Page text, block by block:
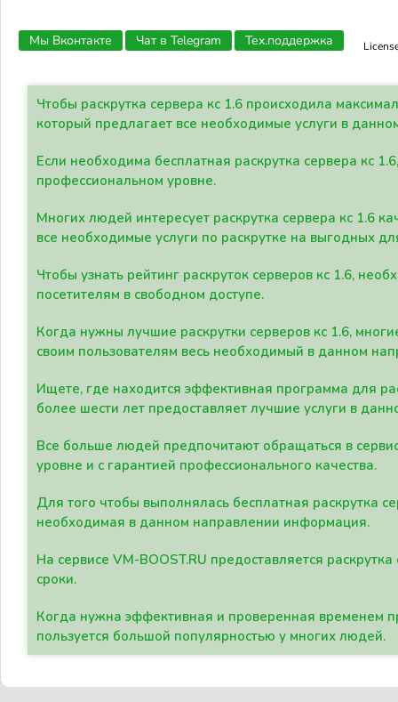
Мы Вконтакте Чат в Telegram Тех.поддержка
Чтобы раскрутка сервера кс 1.6 происходила
который предлагает все необходимые услуги в
Если необходима бесплатная раскрутка сервера кс
профессиональном уровне.
Многих людей интересует раскрутка сервера кс 1.6
все необходимые услуги по раскрутке на выгодных
Чтобы узнать рейтинг раскруток серверов кс 1.6,
посетителям в свободном доступе.
Когда нужны лучшие раскрутки серверов кс 1.6,
своим пользователям весь необходимый в данном
Ищете, где находится эффективная программа для
более шести лет предоставляет лучшие услуги в
Все больше людей предпочитают обращаться в
уровне и с гарантией профессионального качества.
Для того чтобы выполнялась бесплатная раскрутка
необходимая в данном направлении информация.
На сервисе VM-BOOST.RU предоставляется
сроки.
Когда нужна эффективная и проверенная временем
пользуется большой популярностью у многих людей.